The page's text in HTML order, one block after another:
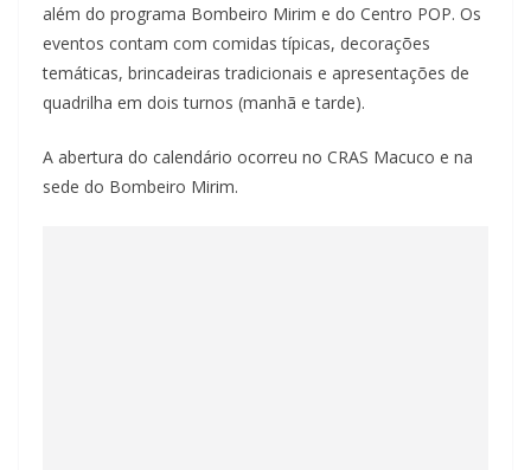
além do programa Bombeiro Mirim e do Centro POP. Os
eventos contam com comidas típicas, decorações
temáticas, brincadeiras tradicionais e apresentações de
quadrilha em dois turnos (manhã e tarde).
A abertura do calendário ocorreu no CRAS Macuco e na
sede do Bombeiro Mirim.